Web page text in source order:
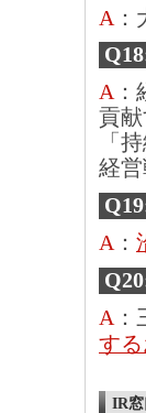
A
A
貢
「
経
A ：
A
す
IR窓